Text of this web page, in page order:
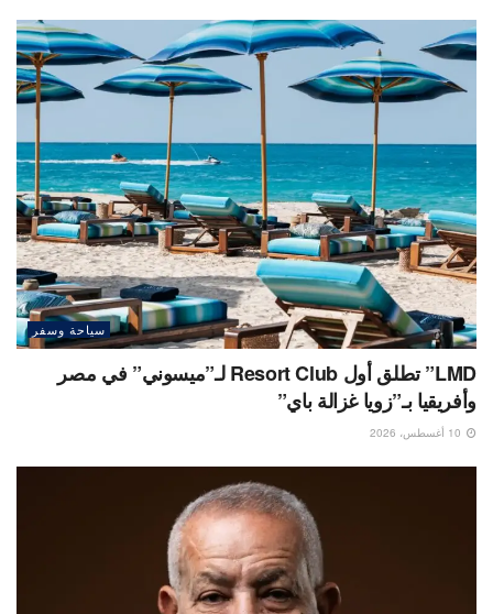
سياحة وسفر
LMD” تطلق أول Resort Club لـ”ميسوني” في مصر
وأفريقيا بـ”زويا غزالة باي”